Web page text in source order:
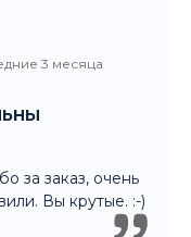
Вы крутые. :-)